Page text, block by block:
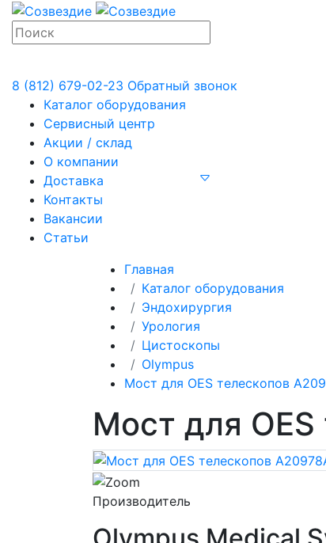
8 (812) 679-02-23 Обратный звонок
Каталог оборудования
Сервисный центр
Акции / склад
О компании
Доставка
Контакты
Вакансии
Статьи
Главная
Каталог оборудования
Эндохирургия
Урология
Цистоскопы
Olympus
Мост для OES телескопов
Мост для
Производитель